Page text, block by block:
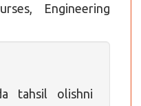
Engineering
tahsil olishni